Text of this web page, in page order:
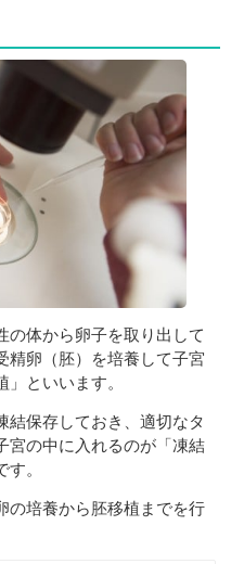
の体から卵子を取り出して
精卵（胚）を培養して子宮
といいます。
結保存しておき、適切なタ
宮の中に入れるのが「凍結
。
の培養から胚移植までを行